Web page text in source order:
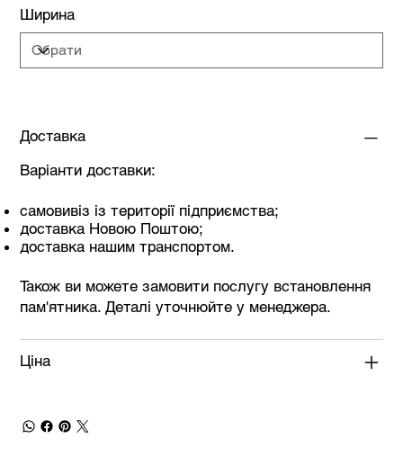
Ширина
Доставка
Варіанти доставки:
самовивіз із території підприємства;
доставка Новою Поштою;
доставка нашим транспортом.
Також ви можете замовити послугу встановлення
пам'ятника. Деталі уточнюйте у менеджера.
Ціна